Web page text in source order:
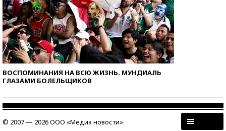
ВОСПОМИНАНИЯ НА ВСЮ ЖИЗНЬ. МУНДИАЛЬ
ГЛАЗАМИ БОЛЕЛЬЩИКОВ
© 2007 — 2026 ООО «Медиа новости»